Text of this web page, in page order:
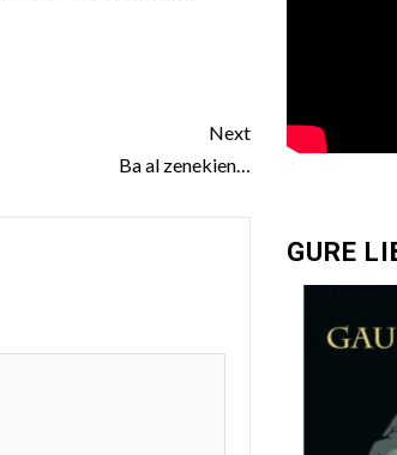
Next
Ba al zenekien…
GURE